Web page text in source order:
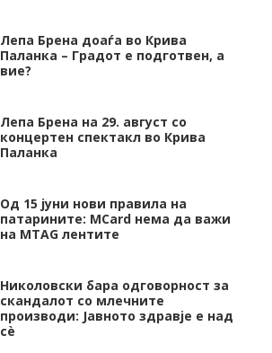
Лепа Брена доаѓа во Крива
Паланка – Градот е подготвен, а
вие?
Лепа Брена на 29. август со
концертен спектакл во Крива
Паланка
Од 15 јуни нови правила на
патарините: MCard нема да важи
на MTAG лентите
Николовски бара одговорност за
скандалот со млечните
производи: Јавното здравје е над
сѐ